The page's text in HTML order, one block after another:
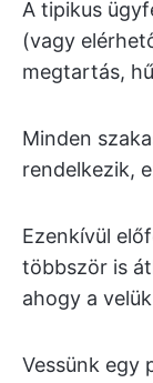
A tipikus
(vagy
megtartás,
Minden
rendelkezik,
Ezenkívül
többször is
ahogy a
Vessünk egy